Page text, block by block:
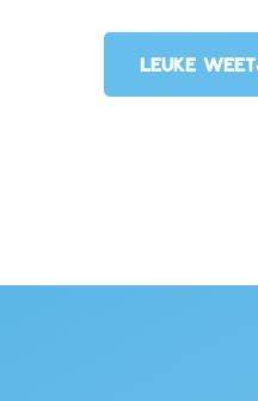
LEUKE